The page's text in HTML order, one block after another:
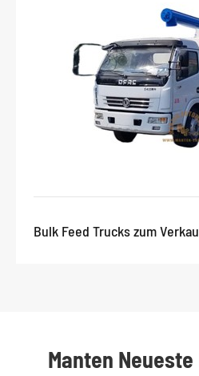
Bulk Feed Trucks zum
Manten